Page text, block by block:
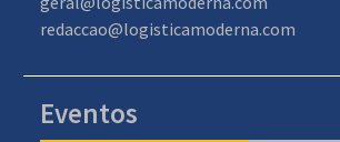
redaccao@logisticamoderna.com
Eventos